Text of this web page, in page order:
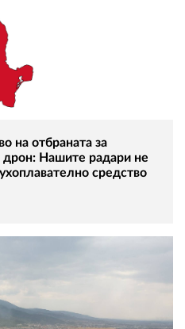
на отбраната за
дрон: Нашите радари не
средство